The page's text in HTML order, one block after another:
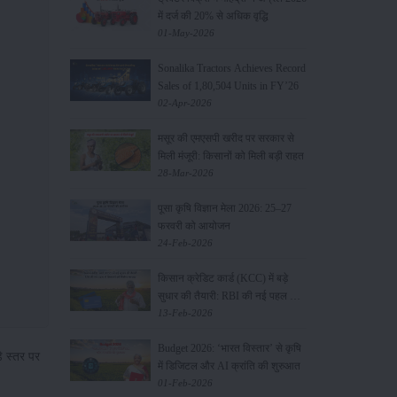
स्तर पर
में दर्ज की 20% से अधिक वृद्धि
01-May-2026
Sonalika Tractors Achieves Record
Sales of 1,80,504 Units in FY’26
02-Apr-2026
मसूर की एमएसपी खरीद पर सरकार से
मिली मंजूरी: किसानों को मिली बड़ी राहत
28-Mar-2026
पूसा कृषि विज्ञान मेला 2026: 25–27
फरवरी को आयोजन
24-Feb-2026
किसान क्रेडिट कार्ड (KCC) में बड़े
सुधार की तैयारी: RBI की नई पहल से
किसानों को मिलेगा फायदा
13-Feb-2026
Budget 2026: ‘भारत विस्तार’ से कृषि
में डिजिटल और AI क्रांति की शुरुआत
01-Feb-2026